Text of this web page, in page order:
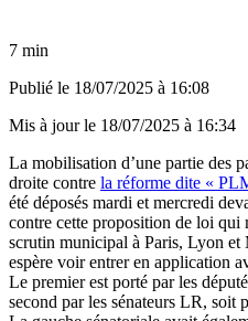
7 min
Publié le 18/07/2025 à 16:08
Mis à jour le 18/07/2025 à 16:34
La mobilisation d’une partie des
droite contre la réforme dite «
été déposés mardi et mercredi
contre cette proposition de loi
scrutin municipal à Paris, Lyon et
espère voir entrer en application
Le premier est porté par les
second par les sénateurs LR, soit